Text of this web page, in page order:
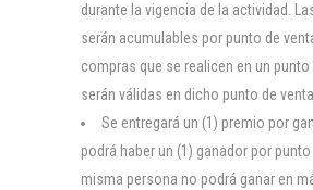
durante la vigencia de la actividad.
serán acumulables por punto de
compras que se realicen en un
serán válidas en dicho punto de venta.
Se entregará un (1) premio por
podrá haber un (1) ganador por punto
misma persona no podrá ganar en